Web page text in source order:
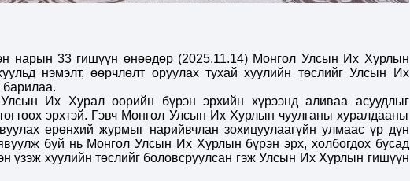
нарын 33 гишүүн өнөөдөр (2025.11.14) Монгол Улсын Их Хурлын
нэмэлт, өөрчлөлт оруулах тухай хуулийн төслийг Улсын Их
Их Хурал өөрийн бүрэн эрхийн хүрээнд аливаа асуудлыг
эрхтэй. Гэвч Монгол Улсын Их Хурлын чуулганы хуралдааны
ерөнхий журмыг нарийвчлан зохицуулаагүйн улмаас үр дүн
буй нь Монгол Улсын Их Хурлын бүрэн эрх, холбогдох бусад
үзэж хуулийн төслийг боловсруулсан гэж Улсын Их Хурлын гишүүн